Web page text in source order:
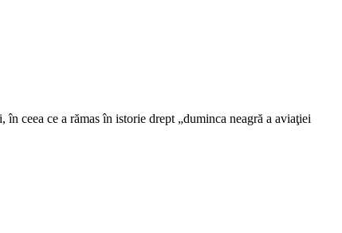
ceea ce a rămas în istorie drept „duminca neagră a aviaţiei